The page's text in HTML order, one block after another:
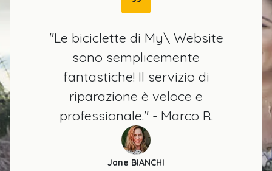
"Le biciclette di My\ Website
sono semplicemente
fantastiche! Il servizio di
riparazione è veloce e
professionale." - Marco R.
Jane BIANCHI